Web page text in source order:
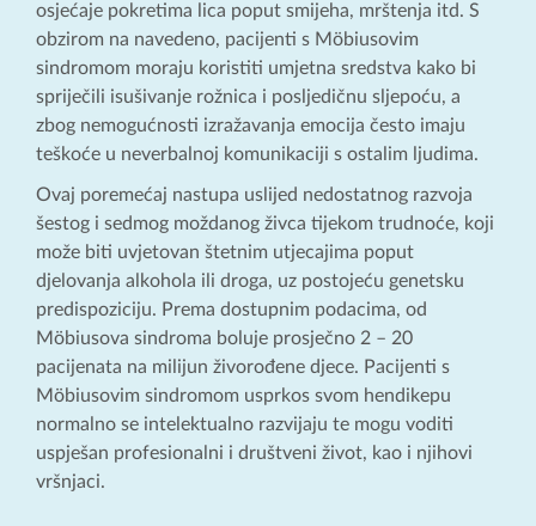
osjećaje pokretima lica poput smijeha, mrštenja itd. S
obzirom na navedeno, pacijenti s Möbiusovim
sindromom moraju koristiti umjetna sredstva kako bi
spriječili isušivanje rožnica i posljedičnu sljepoću, a
zbog nemogućnosti izražavanja emocija često imaju
teškoće u neverbalnoj komunikaciji s ostalim ljudima.
Ovaj poremećaj nastupa uslijed nedostatnog razvoja
šestog i sedmog moždanog živca tijekom trudnoće, koji
može biti uvjetovan štetnim utjecajima poput
djelovanja alkohola ili droga, uz postojeću genetsku
predispoziciju. Prema dostupnim podacima, od
Möbiusova sindroma boluje prosječno 2 – 20
pacijenata na milijun živorođene djece. Pacijenti s
Möbiusovim sindromom usprkos svom hendikepu
normalno se intelektualno razvijaju te mogu voditi
uspješan profesionalni i društveni život, kao i njihovi
vršnjaci.